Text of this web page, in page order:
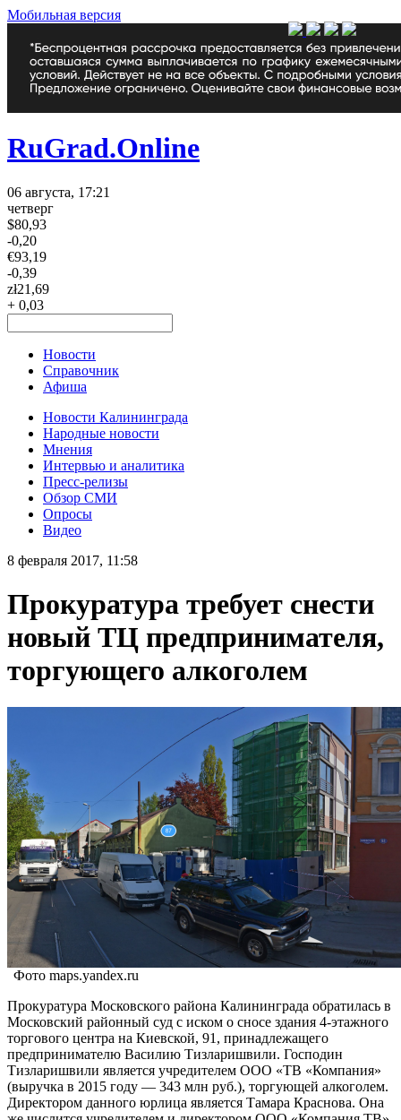
Мобильная версия
RuGrad.Online
06 августа, 17:21
четверг
$80,93
-0,20
€93,19
-0,39
zł21,69
+ 0,03
Новости
Справочник
Афиша
Новости Калининграда
Народные новости
Мнения
Интервью и аналитика
Пресс-релизы
Обзор СМИ
Опросы
Видео
8 февраля 2017, 11:58
Прокуратура требует снести
новый ТЦ предпринимателя,
торгующего алкоголем
Фото maps.yandex.ru
Прокуратура Московского района Калининграда обратилась в
Московский районный суд с иском о сносе здания 4-этажного
торгового центра на Киевской, 91, принадлежащего
предпринимателю Василию Тизларишвили. Господин
Тизларишвили является учредителем ООО «ТВ «Компания»
(выручка в 2015 году — 343 млн руб.), торгующей алкоголем.
Директором данного юрлица является Тамара Краснова. Она